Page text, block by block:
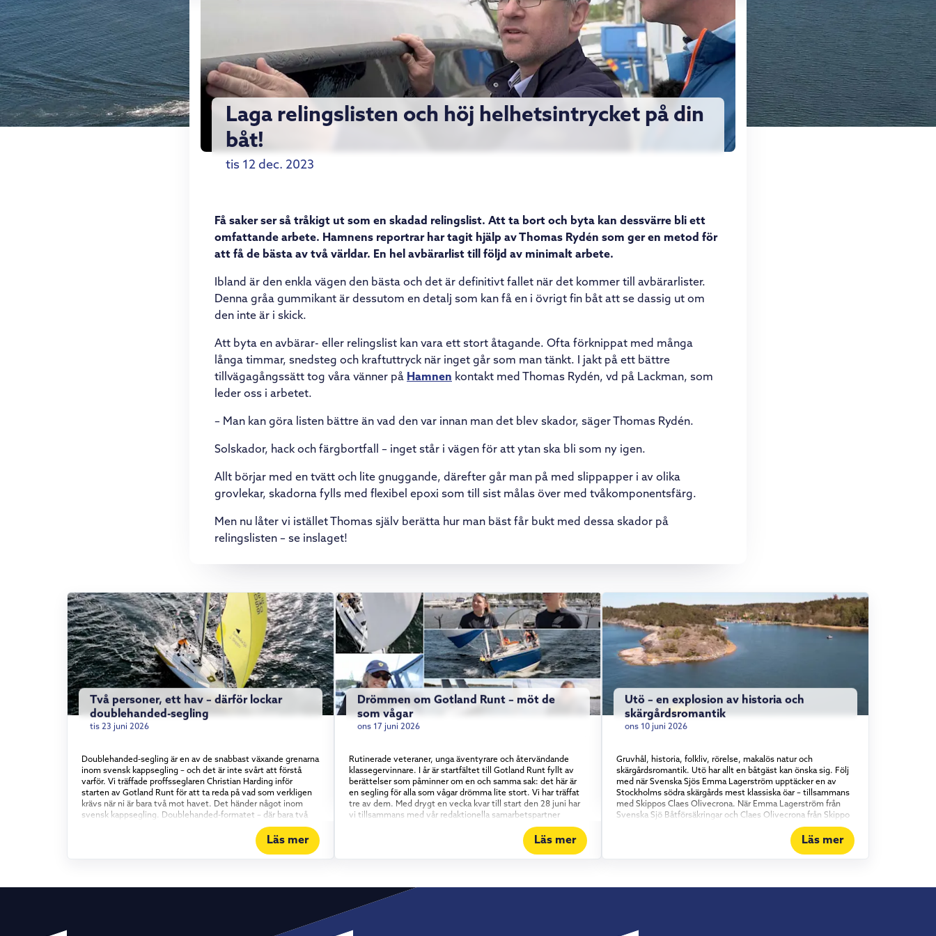
Laga relingslisten och höj helhetsintrycket på din
båt!
tis 12 dec. 2023
Få saker ser så tråkigt ut som en skadad relingslist. Att ta bort och byta kan dessvärre bli ett
omfattande arbete. Hamnens reportrar har tagit hjälp av Thomas Rydén som ger en metod för
att få de bästa av två världar. En hel avbärarlist till följd av minimalt arbete.
Ibland är den enkla vägen den bästa och det är definitivt fallet när det kommer till avbärarlister.
Denna gråa gummikant är dessutom en detalj som kan få en i övrigt fin båt att se dassig ut om
den inte är i skick.
Att byta en avbärar- eller relingslist kan vara ett stort åtagande. Ofta förknippat med många
långa timmar, snedsteg och kraftuttryck när inget går som man tänkt. I jakt på ett bättre
tillvägagångssätt tog våra vänner på Hamnen kontakt med Thomas Rydén, vd på Lackman, som
leder oss i arbetet.
– Man kan göra listen bättre än vad den var innan man det blev skador, säger Thomas Rydén.
Solskador, hack och färgbortfall – inget står i vägen för att ytan ska bli som ny igen.
Allt börjar med en tvätt och lite gnuggande, därefter går man på med slippapper i av olika
grovlekar, skadorna fylls med flexibel epoxi som till sist målas över med tvåkomponentsfärg.
Men nu låter vi istället Thomas själv berätta hur man bäst får bukt med dessa skador på
relingslisten – se inslaget!
Två personer, ett hav – därför lockar
doublehanded-segling
tis 23 juni 2026
Doublehanded-segling är en av de snabbast växande grenarna
inom svensk kappsegling – och det är inte svårt att förstå
varför. Vi träffade proffsseglaren Christian Harding inför
starten av Gotland Runt för att ta reda på vad som verkligen
krävs när ni är bara två mot havet. Det händer något inom
svensk kappsegling. Doublehanded-formatet – där bara två
personer bemannar båten – har vuxit stadigt under det
senaste och ett halvt decenniet, och intresset visar inga
tecken på att mattas av. Vi tog en tur med proffsseglaren
utan att varje enskild besättningsmedlem behöver göra
Läs mer
Drömmen om Gotland Runt – möt de
som vågar
ons 17 juni 2026
Rutinerade veteraner, unga äventyrare och återvändande
klassegervinnare. I år är startfältet till Gotland Runt fyllt av
berättelser som påminner om en och samma sak: det här är
en segling för alla som vågar drömma lite stort. Vi har träffat
tre av dem. Med drygt en vecka kvar till start den 28 juni har
vi tillsammans med vår redaktionella samarbetspartner
Skippo mött några av de besättningar som gör årets upplaga
av Gotland Runt. En sak är tydlig genom alla tre möten:
Gotland Runt är inte bara för proffsen. Erfarenhet möter
Oriole tillsammans med sin pappa. Det är en välbeprövad och
pålitlig kryssare som passar upplägget perfekt. Att segla ihop
Läs mer
Utö – en explosion av historia och
skärgårdsromantik
ons 10 juni 2026
Gruvhål, historia, folkliv, rörelse, makalös natur och
skärgårdsromantik. Utö har allt en båtgäst kan önska sig. Följ
med när Svenska Sjös Emma Lagerström upptäcker en av
Stockholms södra skärgårds mest klassiska öar – tillsammans
med Skippos Claes Olivecrona. När Emma Lagerström från
Svenska Sjö Båtförsäkringar och Claes Olivecrona från Skippo
glider in mot den klassiska skärgårdsön är det som att köra
rakt in i ett stycke svensk sommarhistoria. Här har människor
brutit malm sedan medeltiden, societeten har druckit punsch
Läs mer